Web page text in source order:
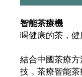
智能茶療機
喝健康的茶，
結合中國茶療
技，茶療智能